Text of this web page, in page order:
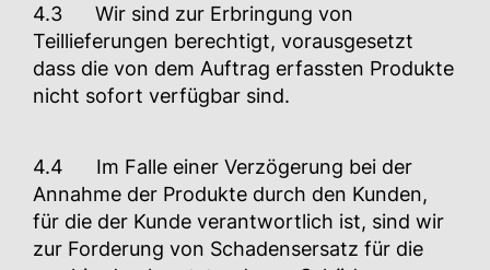
4.3 Wir sind zur Erbringung von
Teillieferungen berechtigt, vorausgesetzt
dass die von dem Auftrag erfassten Produkte
nicht sofort verfügbar sind.
4.4 Im Falle einer Verzögerung bei der
Annahme der Produkte durch den Kunden,
für die der Kunde verantwortlich ist, sind wir
zur Forderung von Schadensersatz für die